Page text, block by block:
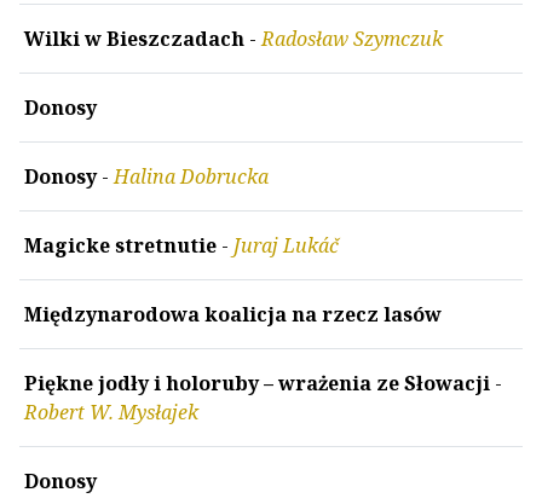
Wilki w Bieszczadach -Radosław Szymczuk
Donosy
Donosy-Halina Dobrucka
Magicke stretnutie - Juraj Lukáč
Międzynarodowa koalicja na rzecz lasów
Piękne jodły i holoruby – wrażenia ze Słowacji -
Robert W. Mysłajek
Donosy